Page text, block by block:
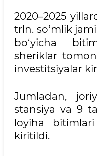
2020–2025
trln. so‘mlik
bo‘yicha
sheriklar
investitsiyalar
Jumladan,
stansiya va 9
loyiha
kiritildi.